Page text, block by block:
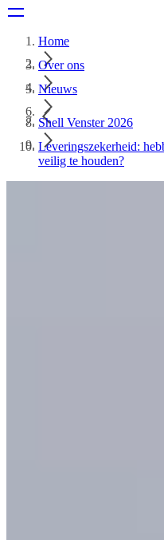
Home
Over ons
Nieuws
Shell Venster 2026
Leveringszekerheid:
veilig te houden?